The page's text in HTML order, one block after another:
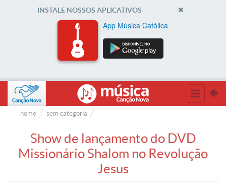
INSTALE NOSSOS APLICATIVOS
App Música Católica
home sem categoria
Show de lançamento do DVD
Missionário Shalom no Revolução
Jesus